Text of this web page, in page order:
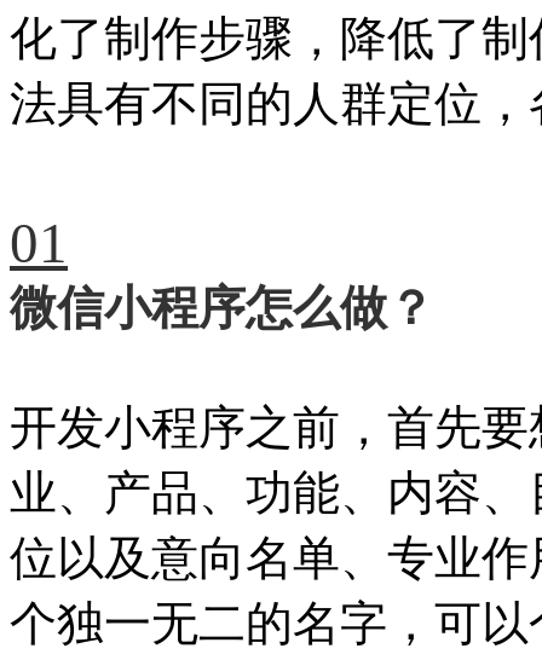
化了制作步骤，降低了
法具有不同的人群定位
01
微信小程序怎么做？
开发小程序之前，首先
业、产品、功能、内容
位以及意向名单、专业
个独一无二的名字，可